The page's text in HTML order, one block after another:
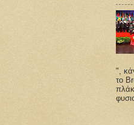
",
το